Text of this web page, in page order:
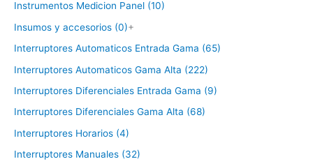
Instrumentos Medicion Panel (10)
Insumos y accesorios (0)+
Interruptores Automaticos Entrada Gama (65)
Interruptores Automaticos Gama Alta (222)
Interruptores Diferenciales Entrada Gama (9)
Interruptores Diferenciales Gama Alta (68)
Interruptores Horarios (4)
Interruptores Manuales (32)